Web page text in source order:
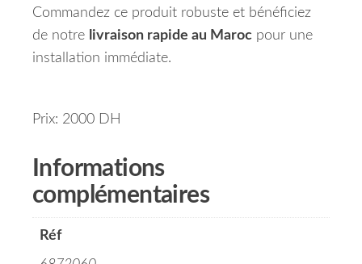
Commandez ce produit robuste et bénéficiez
de notre livraison rapide au Maroc pour une
installation immédiate.
Prix: 2000 DH
Informations
complémentaires
Réf